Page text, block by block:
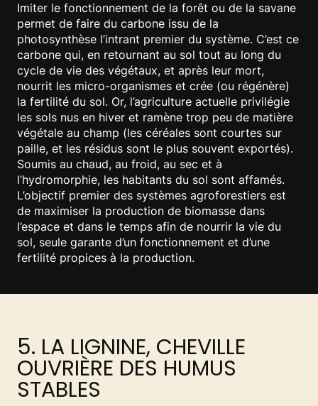
Imiter le fonctionnement de la forêt ou de la savane
permet de faire du carbone issu de la
photosynthèse l’intrant premier du système. C’est ce
carbone qui, en retournant au sol tout au long du
cycle de vie des végétaux, et après leur mort,
nourrit les micro-organismes et crée (ou régénère)
la fertilité du sol. Or, l’agriculture actuelle privilégie
les sols nus en hiver et ramène trop peu de matière
végétale au champ (les céréales sont courtes sur
paille, et les résidus sont le plus souvent exportés).
Soumis au chaud, au froid, au sec et à
l’hydromorphie, les habitants du sol sont affamés.
L’objectif premier des systèmes agroforestiers est
de maximiser la production de biomasse dans
l’espace et dans le temps afin de nourrir la vie du
sol, seule garante d’un fonctionnement et d’une
fertilité propices à la production.
5. LA LIGNINE, CHEVILLE
OUVRIÈRE DES HUMUS
STABLES